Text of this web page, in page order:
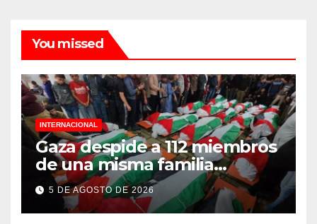
You missed
INTERNACIONAL
Gaza despide a 112 miembros
de una misma familia
asesinados durante el
genocidio
5 DE AGOSTO DE 2026